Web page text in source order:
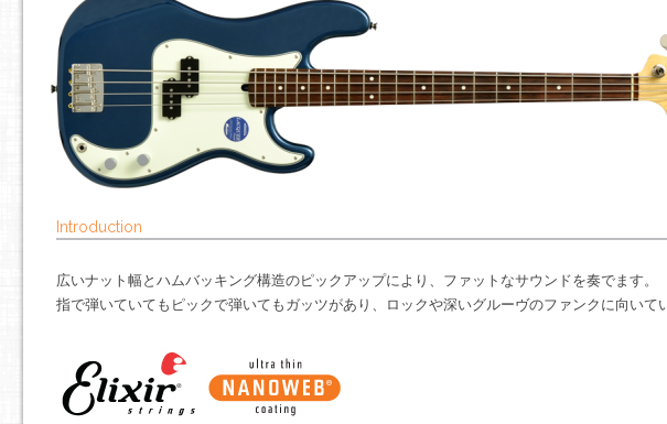
Introduction
広いナット幅とハムバッキング構造のピックアップにより、ファットなサウンドを奏でます。
指で弾いていてもピックで弾いてもガッツがあり、ロックや深いグルーヴのファンクに向いて